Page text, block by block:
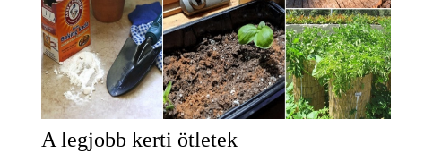
A legjobb kerti ötletek